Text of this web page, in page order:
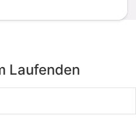
Laufenden